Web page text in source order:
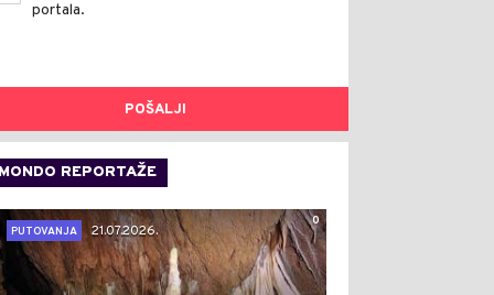
portala.
POŠALJI
MONDO REPORTAŽE
0
PUTOVANJA
21.07.2026.